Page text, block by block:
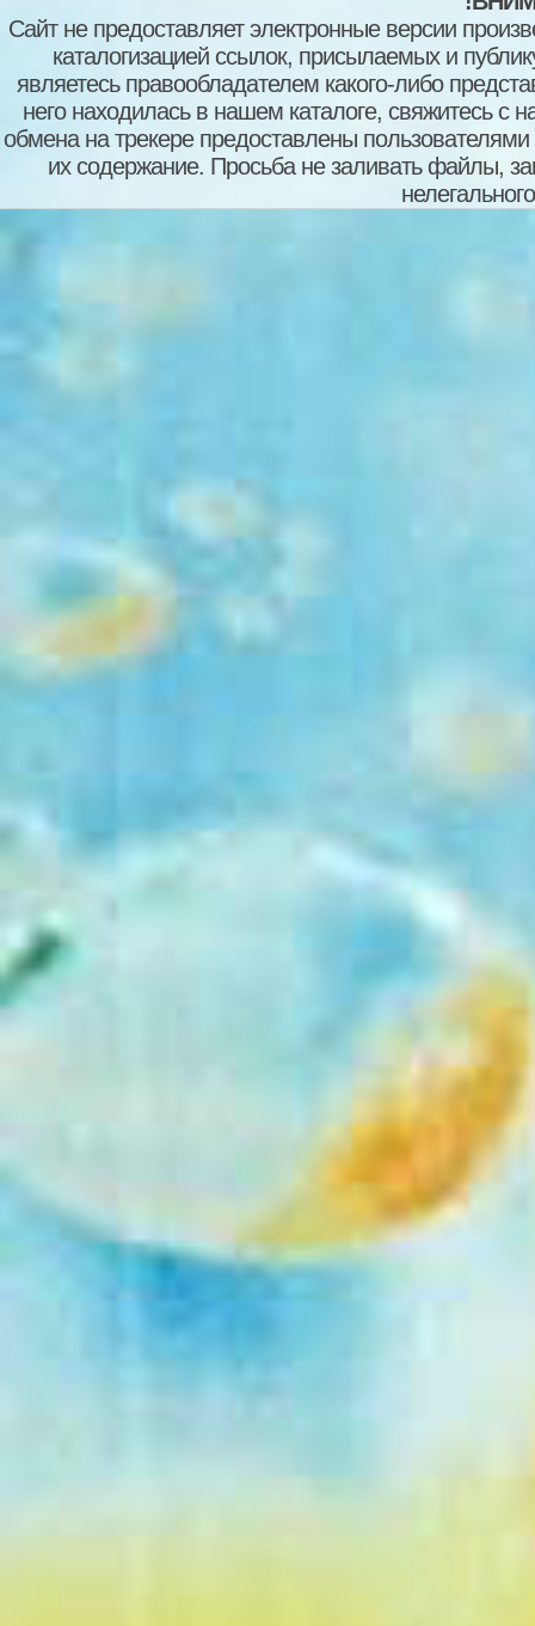
Сайт не предоставляет электронные версии
каталогизацией ссылок, присылаемых и
являетесь правообладателем какого-либо
него находилась в нашем каталоге, свяжитесь
обмена на трекере предоставлены пользователями
их содержание. Просьба не заливать файлы,